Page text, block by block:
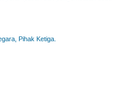
Pihak Ketiga.